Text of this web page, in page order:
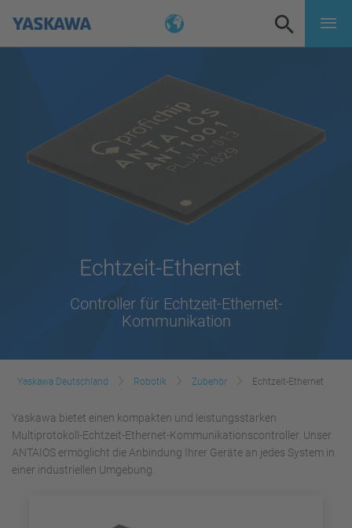
Echtzeit-Ethernet
Controller für Echtzeit-Ethernet-
Kommunikation
Yaskawa Deutschland Robotik Zubehör Echtzeit-Ethernet
Yaskawa bietet einen kompakten und leistungsstarken
Multiprotokoll-Echtzeit-Ethernet-Kommunikationscontroller. Unser
ANTAIOS ermöglicht die Anbindung Ihrer Geräte an jedes System in
einer industriellen Umgebung.